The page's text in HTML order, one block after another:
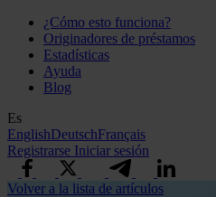
¿Cómo esto funciona?
Originadores de préstamos
Estadísticas
Ayuda
Blog
Es
EnglishDeutschFrançais
Registrarse Iniciar sesión
Volver a la lista de artículos